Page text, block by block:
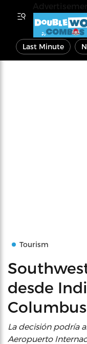
Last Minute
Tourism
desde
La decisión podría
Aeropuerto